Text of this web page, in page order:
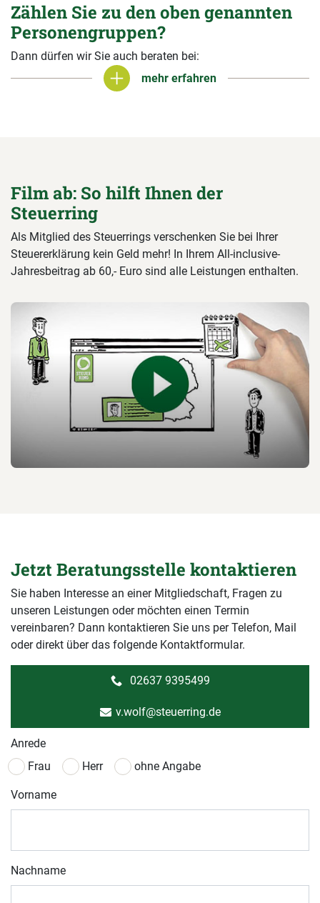
Zählen Sie zu den oben genannten
Personengruppen?
Dann dürfen wir Sie auch beraten bei:
mehr erfahren
mehr erfahren
Film ab: So hilft Ihnen der
Steuerring
Als Mitglied des Steuerrings verschenken Sie bei Ihrer
Steuererklärung kein Geld mehr! In Ihrem All-inclusive-
Jahresbeitrag ab 60,- Euro sind alle Leistungen enthalten.
Jetzt Beratungsstelle kontaktieren
Sie haben Interesse an einer Mitgliedschaft, Fragen zu
unseren Leistungen oder möchten einen Termin
vereinbaren? Dann kontaktieren Sie uns per Telefon, Mail
oder direkt über das folgende Kontaktformular.
02637 9395499
v.wolf@steuerring.de
Anrede
Frau
Herr ohne Angabe
Vorname
Nachname